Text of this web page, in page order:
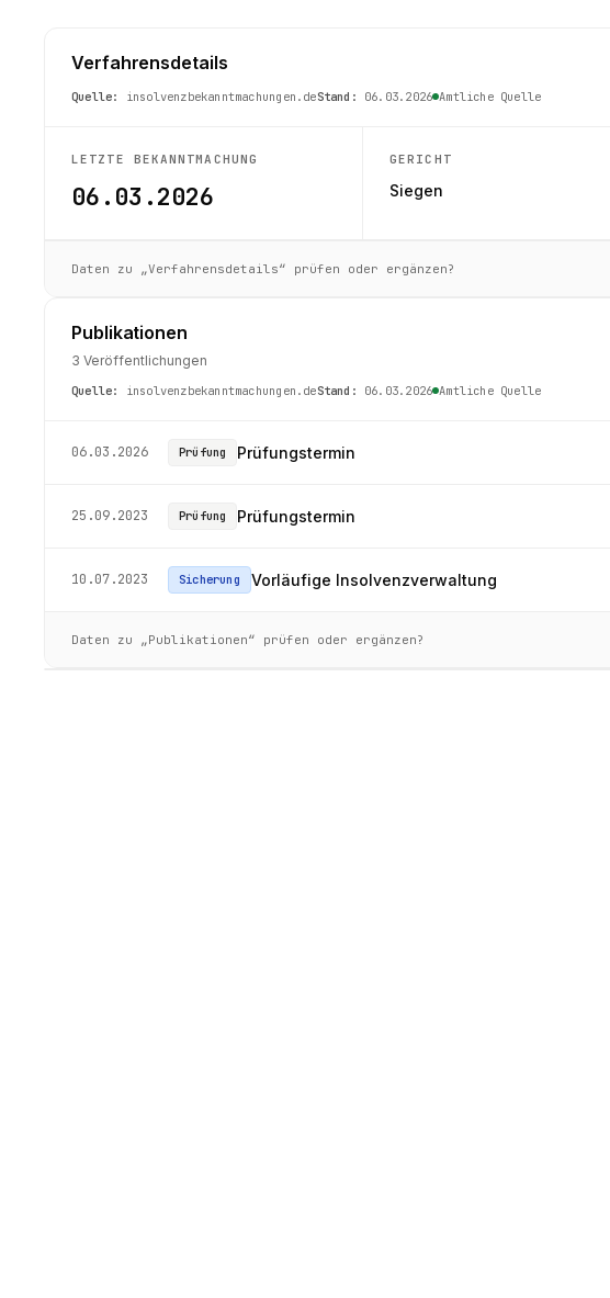
Verfahrensdetails
Quelle: insolvenzbekanntmachungen.deStand: 06.03.2026 Amtliche Quelle
LETZTE BEKANNTMACHUNG
06.03.2026
GERICHT
Siegen
Daten zu „Verfahrensdetails“ prüfen oder ergänzen?
Publikationen
3 Veröffentlichungen
Quelle: insolvenzbekanntmachungen.deStand: 06.03.2026 Amtliche Quelle
06.03.2026 Prüfung Prüfungstermin
25.09.2023 Prüfung Prüfungstermin
10.07.2023 Sicherung Vorläufige Insolvenzverwaltung
Daten zu „Publikationen“ prüfen oder ergänzen?